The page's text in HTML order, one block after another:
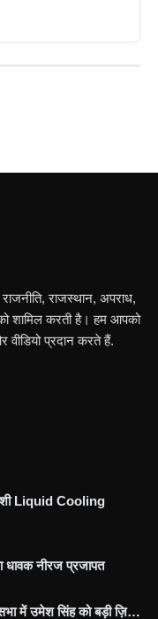
राजनीति, राजस्थान, अपराध,
शामिल करती है। हम आपको
वीडियो प्रदान करते हैं.
Liquid Cooling
धावक नीरज प्रजापत
में उमेश सिंह को बड़ी ज़ि…